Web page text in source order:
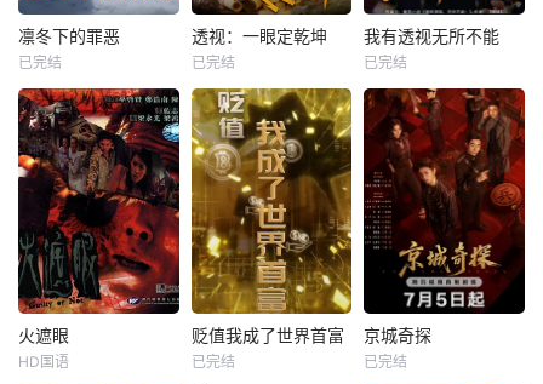
凛冬下的罪恶
已完结
透视：一眼定乾坤
已完结
我有透视无所不能
已完结
火遮眼
HD国语
贬值我成了世界首富
已完结
京城奇探
已完结